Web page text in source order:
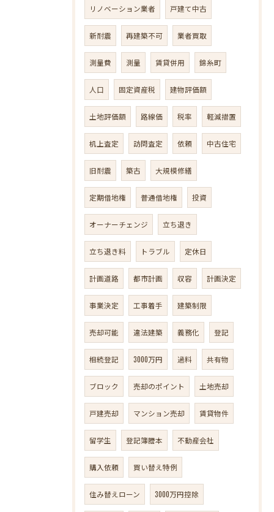
リノベーション業者 戸建て中古
新耐震 再建築不可 業者買取
測量費 測量 賃貸併用 錦糸町
人口 固定資産税 建物評価額
土地評価額 路線価 税率 軽減措置
机上査定 訪問査定 依頼 中古住宅
旧耐震 築古 大規模修繕
定期借地権 普通借地権 投資
オーナーチェンジ 立ち退き
立ち退き料 トラブル 定休日
計画道路 都市計画 収容 計画決定
事業決定 工事着手 建築制限
売却可能 違法建築 義務化 登記
相続登記 3000万円 過料 共有物
ブロック 売却のポイント 土地売却
戸建売却 マンション売却 賃貸物件
留学生 登記簿謄本 不動産会社
購入依頼 買い替え特例
住み替えローン 3000万円控除